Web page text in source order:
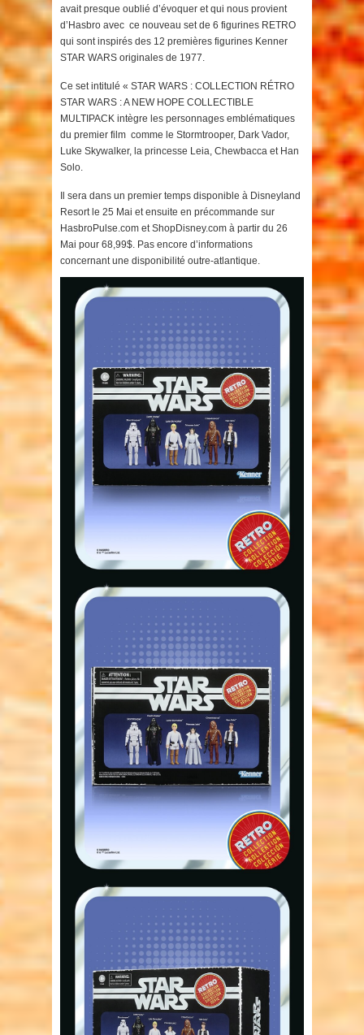
avait presque oublié d’évoquer et qui nous provient
d’Hasbro avec ce nouveau set de 6 figurines RETRO
qui sont inspirés des 12 premières figurines Kenner
STAR WARS originales de 1977.
Ce set intitulé « STAR WARS : COLLECTION RÉTRO
STAR WARS : A NEW HOPE COLLECTIBLE
MULTIPACK intègre les personnages emblématiques
du premier film comme le Stormtrooper, Dark Vador,
Luke Skywalker, la princesse Leia, Chewbacca et Han
Solo.
Il sera dans un premier temps disponible à Disneyland
Resort le 25 Mai et ensuite en précommande sur
HasbroPulse.com et ShopDisney.com à partir du 26
Mai pour 68,99$. Pas encore d’informations
concernant une disponibilité outre-atlantique.